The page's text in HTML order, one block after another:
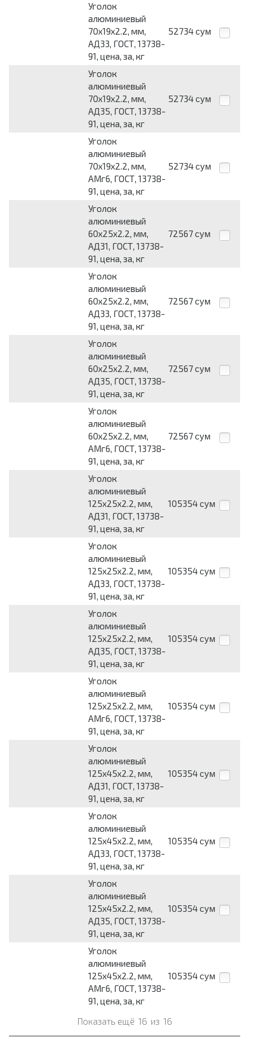
Уголок
алюминиевый
70х19х2.2, мм,
АД33, ГОСТ, 13738-
91, цена, за, кг
52734 сум
Уголок
алюминиевый
70х19х2.2, мм,
АД35, ГОСТ, 13738-
91, цена, за, кг
52734 сум
Уголок
алюминиевый
70х19х2.2, мм,
АМг6, ГОСТ, 13738-
91, цена, за, кг
52734 сум
Уголок
алюминиевый
60х25х2.2, мм,
АД31, ГОСТ, 13738-
91, цена, за, кг
72567 сум
Уголок
алюминиевый
60х25х2.2, мм,
АД33, ГОСТ, 13738-
91, цена, за, кг
72567 сум
Уголок
алюминиевый
60х25х2.2, мм,
АД35, ГОСТ, 13738-
91, цена, за, кг
72567 сум
Уголок
алюминиевый
60х25х2.2, мм,
АМг6, ГОСТ, 13738-
91, цена, за, кг
72567 сум
Уголок
алюминиевый
125х25х2.2, мм,
АД31, ГОСТ, 13738-
91, цена, за, кг
105354 сум
Уголок
алюминиевый
125х25х2.2, мм,
АД33, ГОСТ, 13738-
91, цена, за, кг
105354 сум
Уголок
алюминиевый
125х25х2.2, мм,
АД35, ГОСТ, 13738-
91, цена, за, кг
105354 сум
Уголок
алюминиевый
125х25х2.2, мм,
АМг6, ГОСТ, 13738-
91, цена, за, кг
105354 сум
Уголок
алюминиевый
125х45х2.2, мм,
АД31, ГОСТ, 13738-
91, цена, за, кг
105354 сум
Уголок
алюминиевый
125х45х2.2, мм,
АД33, ГОСТ, 13738-
91, цена, за, кг
105354 сум
Уголок
алюминиевый
125х45х2.2, мм,
АД35, ГОСТ, 13738-
91, цена, за, кг
105354 сум
Уголок
алюминиевый
125х45х2.2, мм,
АМг6, ГОСТ, 13738-
91, цена, за, кг
105354 сум
Показать ещё 16 из 16